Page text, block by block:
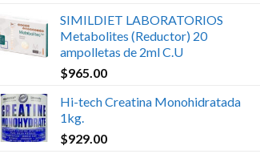
SIMILDIET LABORATORIOS
Metabolites (Reductor) 20
ampolletas de 2ml C.U
$965.00
Hi-tech Creatina Monohidratada
1kg.
$929.00